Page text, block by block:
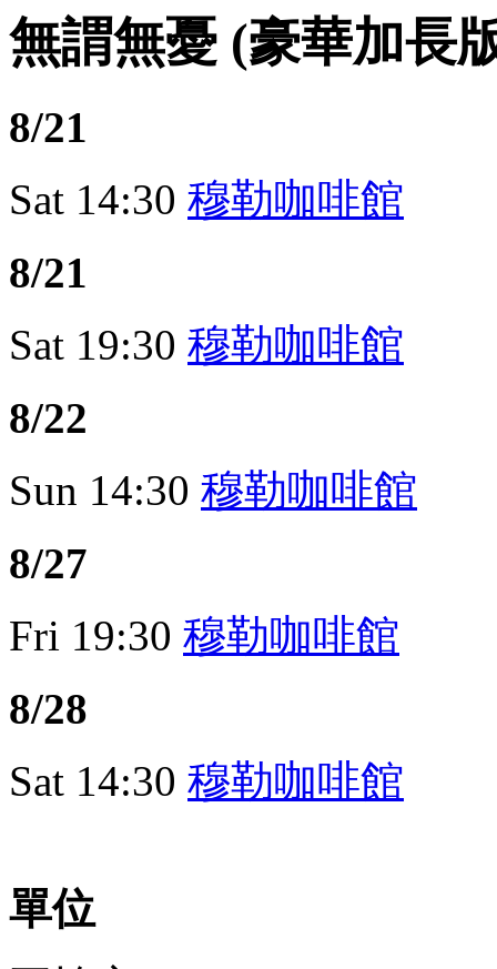
無謂無憂 (豪華加長
8/21
Sat 14:30 穆勒咖啡館
8/21
Sat 19:30 穆勒咖啡館
8/22
Sun 14:30 穆勒咖啡館
8/27
Fri 19:30 穆勒咖啡館
8/28
Sat 14:30 穆勒咖啡館
單位